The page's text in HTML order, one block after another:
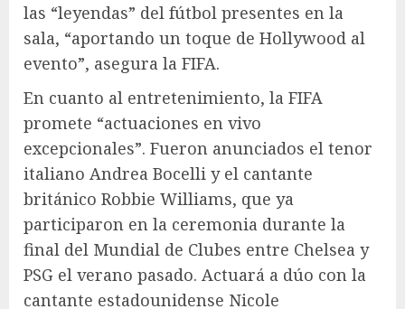
las “leyendas” del fútbol presentes en la
sala, “aportando un toque de Hollywood al
evento”, asegura la FIFA.
En cuanto al entretenimiento, la FIFA
promete “actuaciones en vivo
excepcionales”. Fueron anunciados el tenor
italiano Andrea Bocelli y el cantante
británico Robbie Williams, que ya
participaron en la ceremonia durante la
final del Mundial de Clubes entre Chelsea y
PSG el verano pasado. Actuará a dúo con la
cantante estadounidense Nicole